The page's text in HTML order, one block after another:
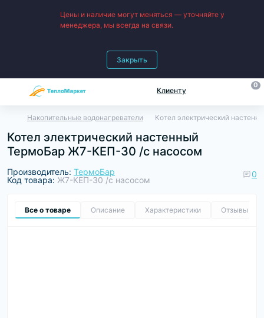
Цены и наличие могут меняться — уточняйте у
менеджера, мы всегда на связи.
Закрыть
Клиенту
0
Накопительные водонагреватели Котел электрический
Котел электрический настенный
ТермоБар Ж7-КЕП-30 /с насосом
Производитель: ТермоБар
Код товара: Ж7-КЕП-30 /с насосом
0
Все о товаре Описание Характеристики Отзывы